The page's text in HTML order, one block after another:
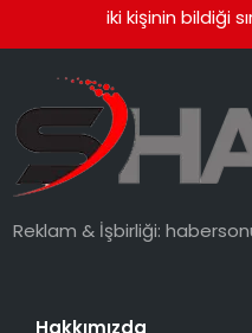
iki kişinin bildiği
Reklam & İşbirliği: